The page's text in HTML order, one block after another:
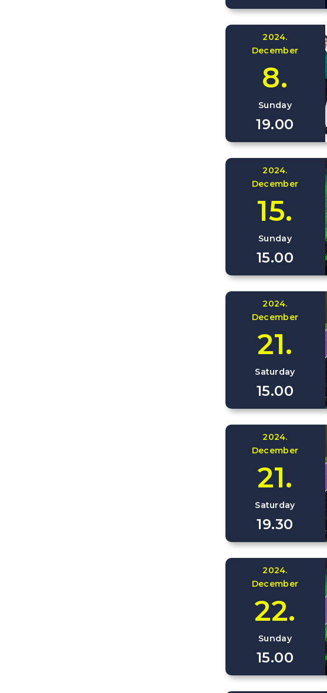
2024.
December
8.
Sunday
19.00
2024.
December
15.
Sunday
15.00
2024.
December
21.
Saturday
15.00
2024.
December
21.
Saturday
19.30
2024.
December
22.
Sunday
15.00